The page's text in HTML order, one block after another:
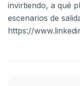
invirtiendo, a qué
escenarios de
https://